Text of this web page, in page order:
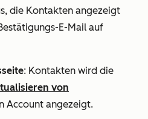
die Kontakten angezeigt
E-Mail auf
: Kontakten wird die
von
Account angezeigt.